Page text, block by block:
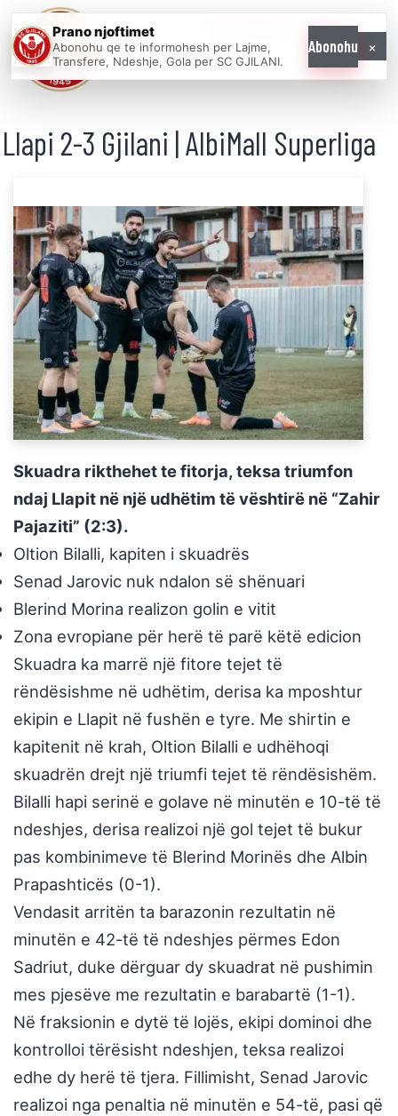
ONE
Llapi 2-3 Gjilani | AlbiMall Superliga
Skuadra rikthehet te fitorja, teksa triumfon
ndaj Llapit në një udhëtim të vështirë në “Zahir
Pajaziti” (2:3).
Oltion Bilalli, kapiten i skuadrës
Senad Jarovic nuk ndalon së shënuari
Blerind Morina realizon golin e vitit
Zona evropiane për herë të parë këtë edicion
Skuadra ka marrë një fitore tejet të
rëndësishme në udhëtim, derisa ka mposhtur
ekipin e Llapit në fushën e tyre. Me shirtin e
kapitenit në krah, Oltion Bilalli e udhëhoqi
skuadrën drejt një triumfi tejet të rëndësishëm.
Bilalli hapi serinë e golave në minutën e 10-të të
ndeshjes, derisa realizoi një gol tejet të bukur
pas kombinimeve të Blerind Morinës dhe Albin
Prapashticës (0-1).
Vendasit arritën ta barazonin rezultatin në
minutën e 42-të të ndeshjes përmes Edon
Sadriut, duke dërguar dy skuadrat në pushimin
mes pjesëve me rezultatin e barabartë (1-1).
Në fraksionin e dytë të lojës, ekipi dominoi dhe
kontrolloi tërësisht ndeshjen, teksa realizoi
edhe dy herë të tjera. Fillimisht, Senad Jarovic
realizoi nga penaltia në minutën e 54-të, pasi që
Prano njoftimet
Abonohu qe te informohesh per Lajme,
Transfere, Ndeshje, Gola per SC GJILANI.
Abonohu ×